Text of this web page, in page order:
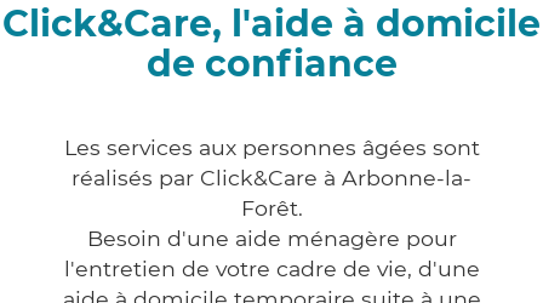
Click&Care, l'aide à domicile
de confiance
Les services aux personnes âgées sont
réalisés par Click&Care à Arbonne-la-
Forêt.
Besoin d'une aide ménagère pour
l'entretien de votre cadre de vie, d'une